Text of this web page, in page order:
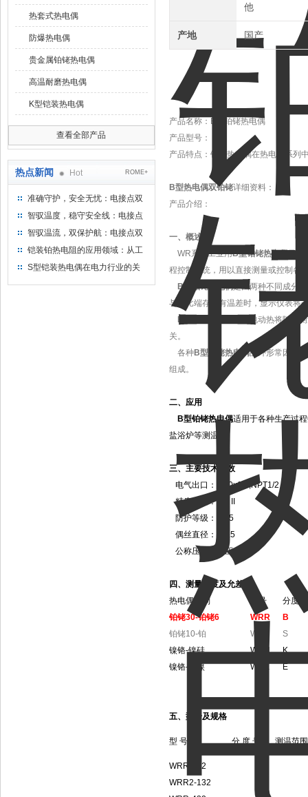
热套式热电偶
防爆热电偶
贵金属铂铑热电偶
高温耐磨热电偶
K型铠装热电偶
查看全部产品
热点新闻 Hot ROME+
准确守护，安全无忧：电接点双
金属温度计——测温新选择
智驭温度，稳守安全线：电接点
双金属温度计的创新守护
智驭温流，双保护航：电接点双
金属温度计在工业领域的革新应
铠装铂热电阻的应用领域：从工
业到科研，无所不在的温度测量
S型铠装热电偶在电力行业的关
他
产地 国产
产品名称： B型铂铑热电偶
产品型号：
产品特点： 铂铑热电偶在热电偶系列
B型热电偶双铂铑详细资料：
产品介绍：
一、概述
WR系列工业用B型铂铑热电偶
又
程控制系统，用以直接测量或控制各
B型铂铑热电偶是由两种不同成分
与参比端存在有温差时，显示仪表将
的热电动热将随着
关。
各种B型铂铑热电偶的外形常因需
组成。
二、应用
B型铂铑热电偶适用于各种生产过
盐浴炉等测温。
三、主要技术参数
电气出口：M20x1.5,NPT1/2
精度等级：I 、 II
防护等级：IP65
偶丝直径：Φ0.5
公称压力：常压
四、测量温度及允差
热电偶类别
代号
分度号
铂铑30-铂铑6
WRR
B
铂铑10-铂
WRP
S
镍铬-镍硅
WRN
K
镍铬-铜镍
WRE E
五、型号及规格
型 号 分 度 号 测温范
WRR-132
WRR2-132